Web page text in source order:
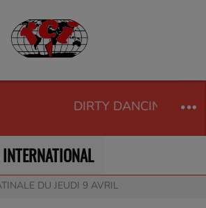
DIRTY DANCING -
DU JEUDI 9 AVRIL